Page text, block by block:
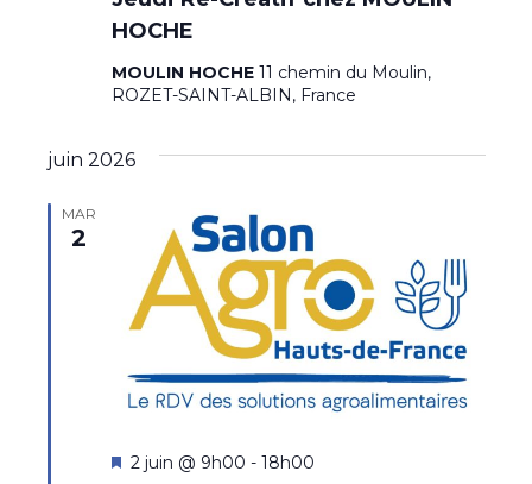
HOCHE
MOULIN HOCHE 11 chemin du Moulin,
ROZET-SAINT-ALBIN, France
juin 2026
MAR
2
M
2 juin @ 9h00 - 18h00